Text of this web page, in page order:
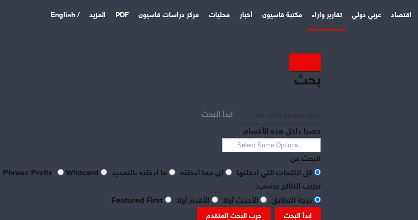
اقتصاد عربي دولي تقارير وآراء مكتبة قاسيون أخبار محليات مركز دراسات قاسيون PDF المزيد / English
بحث
ابدأ البحث
حصرا داخل هذه الأقسام
البحث عن
كل الكلمات التي أدخلتها
أي مما أدخلته ما أدخلته بالتحديد
Wildcard
ترتيب النتائج بحسب:
درجة التطابق
الأحدث أولا الأقدم أولا
ابدأ البحث جرب البحث المتقدم
تعقيبٌ عمالي على طروحات
الصناعي نور الدين سمحا حول